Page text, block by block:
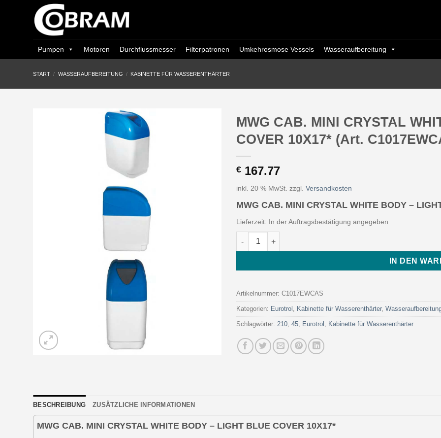
Pumpen Motoren Durchflussmesser Filterpatronen Umkehrosmose Vessels Wasseraufbereitung
START / WASSERAUFBEREITUNG / KABINETTE FÜR WASSERENTHÄRTER
MWG CAB. MINI CRYSTAL
COVER 10X17* (Art.
€ 167.77
inkl. 20 % MwSt. zzgl.Versandkosten
MWG CAB. MINI CRYSTAL WHITE BODY –
Lieferzeit: In der Auftragsbestätigung angegeben
MWG CAB. MINI CRYSTAL WHITE BODY - LIGHT BLUE
IN DEN
Artikelnummer:C1017EWCAS
Kategorien: Eurotrol Kabinette für Wasserenthärter,
Schlagwörter: 210 ,45 Eurotrol Kabinette für Wasserenthärter
BESCHREIBUNG ZUSÄTZLICHE INFORMATIONEN
MWG CAB. MINI CRYSTAL WHITE BODY – LIGHT BLUE COVER 10X17*